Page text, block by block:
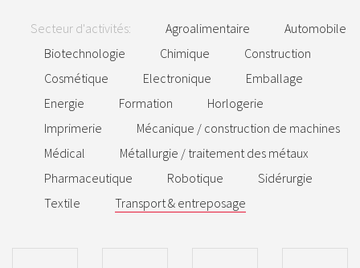
Secteur d'activités: Agroalimentaire
Automobile
Biotechnologie
Chimique
Construction
Cosmétique
Electronique
Emballage
Energie
Formation
Horlogerie
Imprimerie
Mécanique / construction de machines
Médical
Métallurgie / traitement des métaux
Pharmaceutique
Robotique
Sidérurgie
Textile
Transport & entreposage